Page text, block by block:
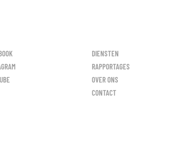
DIENSTEN
RAPPORTAGES
OVER ONS
CONTACT